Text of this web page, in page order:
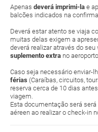
Apenas deverá imprimi-la e
balcões indicados na
Deverá estar atento se viaja
muitas delas exigem a
deverá realizar através do
suplemento extra no
Caso seja necessário enviar-
férias (Caraíbas, circuitos,
reserva cerca de 10 dias
viagem.
Esta documentação será
aéreen ao realizar o check-in